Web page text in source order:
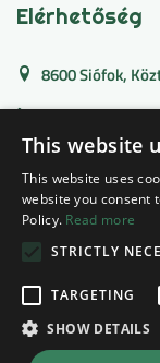
Elérhetőség
8600 Siófok,
+36 30 127 1996
Copyright ©2026.
Designed &
Kövess minket
This website
This website uses
website you consent
Policy. Read more
STRICTLY
TARGETING
SHOW DETAILS